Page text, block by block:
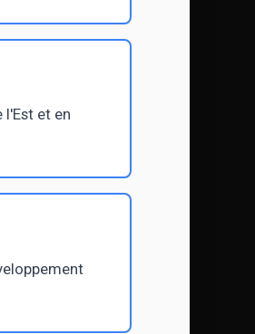
et en